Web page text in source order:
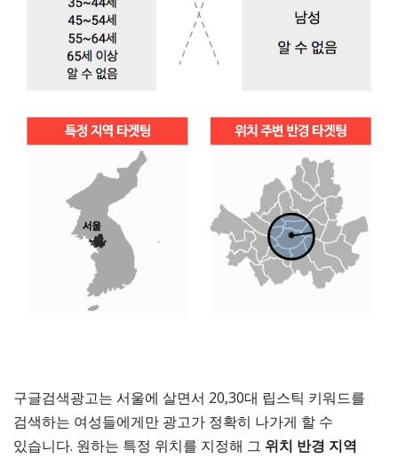
구글검색광고는 서울에 살면서 20,30대 립스틱 키워드를
검색하는 여성들에게만 광고가 정확히 나가게 할 수
있습니다. 원하는 특정 위치를 지정해 그 위치 반경 지역